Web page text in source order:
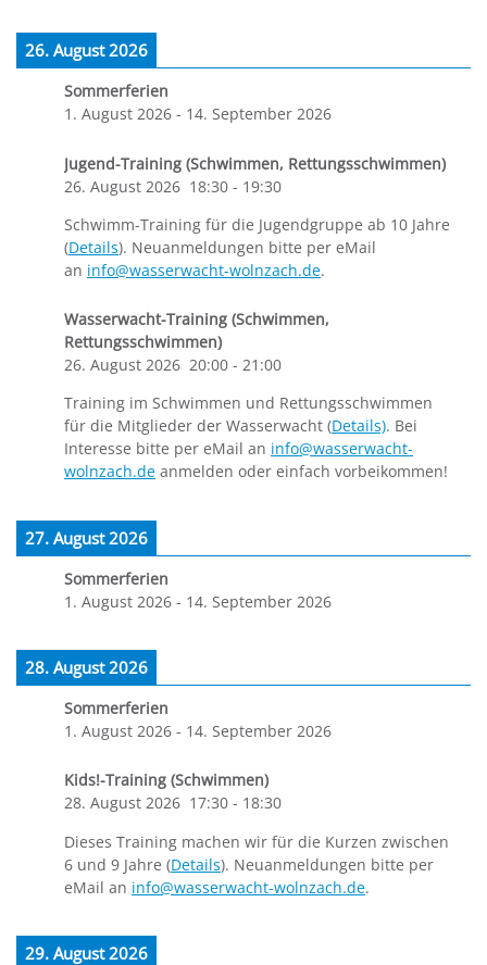
26. August 2026
Sommerferien
1. August 2026 - 14. September 2026
Jugend-Training (Schwimmen, Rettungsschwimmen)
26. August 2026 18:30 - 19:30
Schwimm-Training für die Jugendgruppe ab 10 Jahre
(Details). Neuanmeldungen bitte per eMail
an info@wasserwacht-wolnzach.de.
Wasserwacht-Training (Schwimmen,
Rettungsschwimmen)
26. August 2026 20:00 - 21:00
Training im Schwimmen und Rettungsschwimmen
für die Mitglieder der Wasserwacht (Details). Bei
Interesse bitte per eMail an info@wasserwacht-
wolnzach.de anmelden oder einfach vorbeikommen!
27. August 2026
Sommerferien
1. August 2026 - 14. September 2026
28. August 2026
Sommerferien
1. August 2026 - 14. September 2026
Kids!-Training (Schwimmen)
28. August 2026 17:30 - 18:30
Dieses Training machen wir für die Kurzen zwischen
6 und 9 Jahre (Details). Neuanmeldungen bitte per
eMail an info@wasserwacht-wolnzach.de.
29. August 2026